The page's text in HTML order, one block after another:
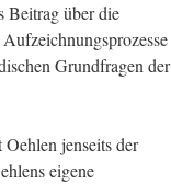
Beitrag über die
Grundfragen der
jenseits der
eigene